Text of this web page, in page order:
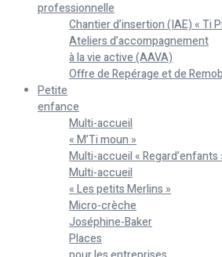
professionnelle
Chantier d’insertion (IAE) « Ti
Ateliers d’accompagnement
à la vie active (AAVA)
Offre de Repérage et de
Petite
enfance
Multi-accueil
« M’Ti moun »
Multi-accueil « Regard’enfants
Multi-accueil
« Les petits Merlins »
Micro-crèche
Joséphine-Baker
Places